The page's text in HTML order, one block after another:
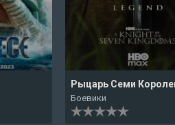
Боевики